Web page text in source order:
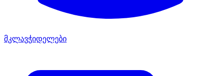
მკლავჭიდელები